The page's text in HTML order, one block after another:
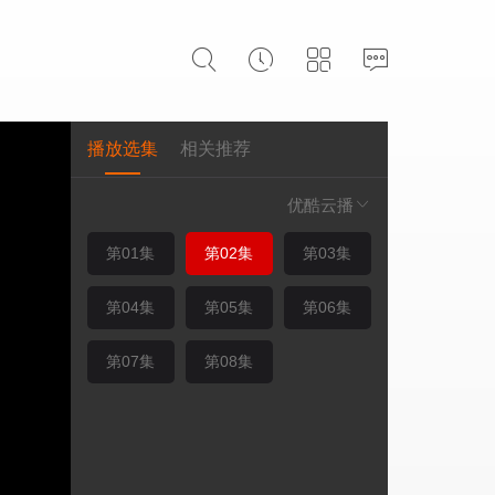
播放选集 相关推荐
优酷云播
第01集 第02集 第03集
第04集 第05集 第06集
第07集 第08集